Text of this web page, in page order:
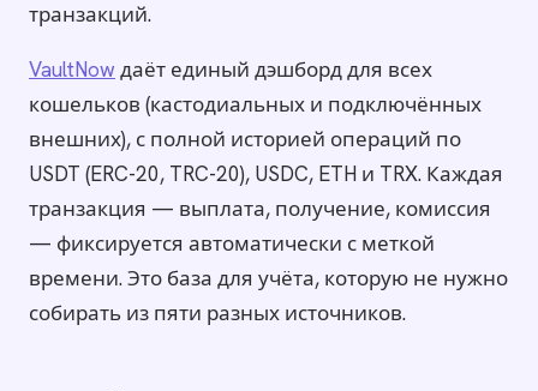
транзакций.
VaultNow даёт единый дэшборд для всех
кошельков (кастодиальных и подключённых
внешних), с полной историей операций по
USDT (ERC-20, TRC-20), USDC, ETH и TRX. Каждая
транзакция — выплата, получение, комиссия
— фиксируется автоматически с меткой
времени. Это база для учёта, которую не нужно
собирать из пяти разных источников.